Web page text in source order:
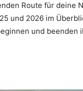
Route für
und 2026 im
und